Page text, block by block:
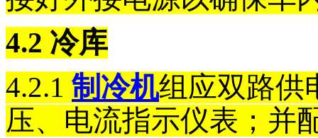
4.2 冷库
4.2.1制冷机组应双路供
压、电流指示仪表；并